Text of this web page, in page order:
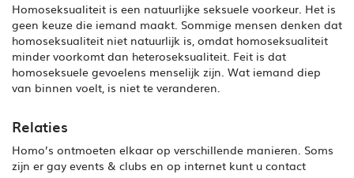
Homoseksualiteit is een natuurlijke seksuele voorkeur. Het is
geen keuze die iemand maakt. Sommige mensen denken dat
homoseksualiteit niet natuurlijk is, omdat homoseksualiteit
minder voorkomt dan heteroseksualiteit. Feit is dat
homoseksuele gevoelens menselijk zijn. Wat iemand diep
van binnen voelt, is niet te veranderen.
Relaties
Homo’s ontmoeten elkaar op verschillende manieren. Soms
zijn er gay events & clubs en op internet kunt u contact